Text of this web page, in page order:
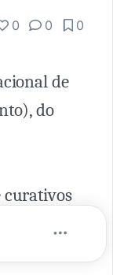
0 0 0
de
do
curativos
da